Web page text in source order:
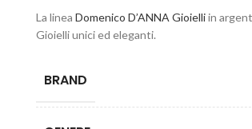
La linea Domenico D’ANNA Gioielliin
Gioielli unici ed eleganti.
BRAND